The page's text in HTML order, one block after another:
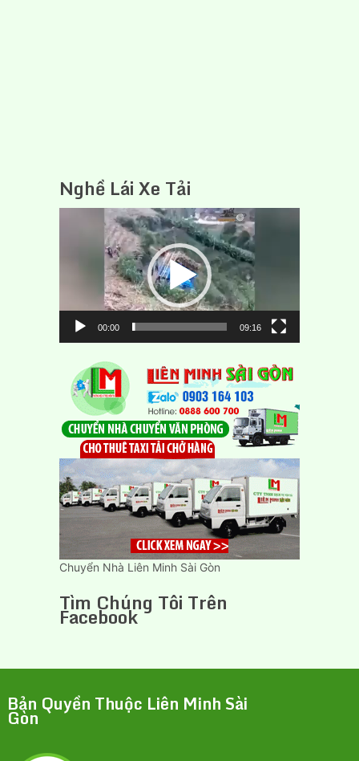
Nghề Lái Xe Tải
00:00 09:16
Chuyển Nhà Liên Minh Sài Gòn
Tìm Chúng Tôi Trên
Facebook
Bản Quyền Thuộc Liên Minh Sài
Gòn